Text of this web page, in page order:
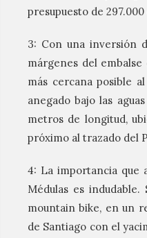
presupuesto de 297.000
3: Con una inversión
márgenes del
más cercana posible
anegado bajo las
metros de longitud,
próximo al trazado del
4: La importancia que
Médulas es
mountain bike, en un
de Santiago con el